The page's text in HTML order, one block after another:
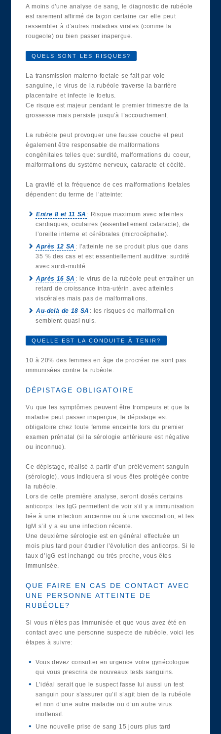
A moins d’une analyse de sang, le diagnostic de rubéole
est rarement affirmé de façon certaine car elle peut
ressembler à d’autres maladies virales (comme la
rougeole) ou bien passer inaperçue.
QUELS SONT LES RISQUES?
La transmission materno-foetale se fait par voie
sanguine, le virus de la rubéole traverse la barrière
placentaire et infecte le foetus.
Ce risque est majeur pendant le premier trimestre de la
grossesse mais persiste jusqu’à l’accouchement.
La rubéole peut provoquer une fausse couche et peut
également être responsable de malformations
congénitales telles que: surdité, malformations du coeur,
malformations du système nerveux, cataracte et cécité.
La gravité et la fréquence de ces malformations foetales
dépendent du terme de l’atteinte:
Entre 8 et 11 SA : Risque maximum avec atteintes
cardiaques, oculaires (essentiellement cataracte), de
l’oreille interne et cérébrales (microcéphalie).
Après 12 SA : l’atteinte ne se produit plus que dans
35 % des cas et est essentiellement auditive: surdité
avec surdi-mutité.
Après 16 SA : le virus de la rubéole peut entraîner un
retard de croissance intra-utérin, avec atteintes
viscérales mais pas de malformations.
Au-delà de 18 SA : les risques de malformation
semblent quasi nuls.
QUELLE EST LA CONDUITE À TENIR?
10 à 20% des femmes en âge de procréer ne sont pas
immunisées contre la rubéole.
DÉPISTAGE OBLIGATOIRE
Vu que les symptômes peuvent être trompeurs et que la
maladie peut passer inaperçue, le dépistage est
obligatoire chez toute femme enceinte lors du premier
examen prénatal (si la sérologie antérieure est négative
ou inconnue).
Ce dépistage, réalisé à partir d’un prélèvement sanguin
(sérologie), vous indiquera si vous êtes protégée contre
la rubéole.
Lors de cette première analyse, seront dosés certains
anticorps: les IgG permettent de voir s’il y a immunisation
liée à une infection ancienne ou à une vaccination, et les
IgM s’il y a eu une infection récente.
Une deuxième sérologie est en général effectuée un
mois plus tard pour étudier l’évolution des anticorps. Si le
taux d’IgG est inchangé ou très proche, vous êtes
immunisée.
QUE FAIRE EN CAS DE CONTACT AVEC
UNE PERSONNE ATTEINTE DE
RUBÉOLE?
Si vous n’êtes pas immunisée et que vous avez été en
contact avec une personne suspecte de rubéole, voici les
étapes à suivre:
Vous devez consulter en urgence votre gynécologue
qui vous prescrira de nouveaux tests sanguins.
L’idéal serait que le suspect fasse lui aussi un test
sanguin pour s’assurer qu’il s’agit bien de la rubéole
et non d’une autre maladie ou d’un autre virus
inoffensif.
Une nouvelle prise de sang 15 jours plus tard